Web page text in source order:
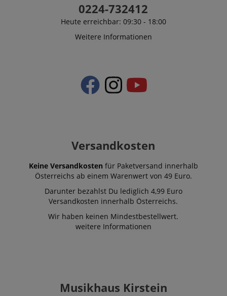
0224-732412
Heute erreichbar: 09:30 - 18:00
Weitere Informationen
Versandkosten
Keine Versandkosten für Paketversand innerhalb
Österreichs ab einem Warenwert von 49 Euro.
Darunter bezahlst Du lediglich 4,99 Euro
Versandkosten innerhalb Österreichs.
Wir haben keinen Mindestbestellwert.
weitere Informationen
Musikhaus Kirstein